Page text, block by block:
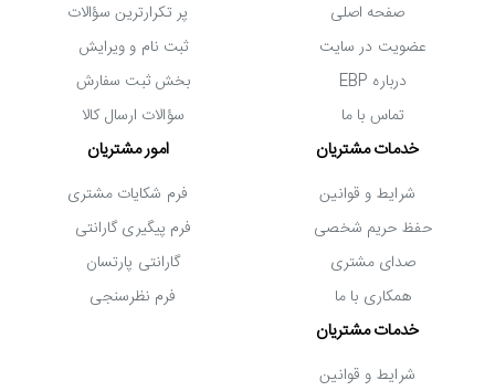
خرید کولر گازی 24000 جی پلاس مدل GAC-
HF24TQ3C
در مجموع می توان
تروپیکال GAC-HF24TQ3C
صفحه اصلی
عضویت در سایت
درباره EBP
تماس با ما
پر تکرارترین سؤالات
ثبت نام و ویرایش
بخش ثبت سفارش
سؤالات ارسال کالا
خدمات مشتریان
شرایط و قوانین
حفظ حریم شخصی
صدای مشتری
همکاری با ما
امور مشتریان
فرم شکایات مشتری
فرم پیگیری گارانتی
گارانتی پارتسان
فرم نظرسنجی
خدمات مشتریان
شرایط و قوانین